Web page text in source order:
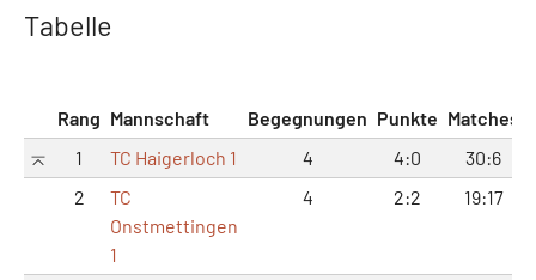
Tabelle
Rang Mannschaft Begegnungen Punkte Matches
1
TC Haigerloch 1 4 4:0 30:6
2
TC
Onstmettingen
1
4 2:2 19:17